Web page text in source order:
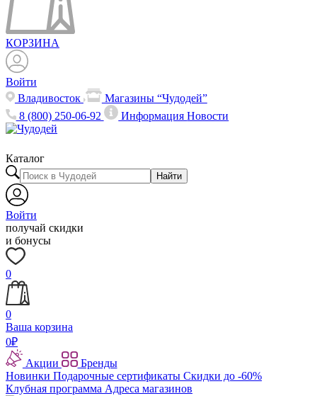
КОРЗИНА
Войти
Владивосток
Магазины “Чудодей”
8 (800) 250-06-92
ИнформацияНовости
Каталог
Найти
Войти
получай скидки
и бонусы
0
0
Ваша корзина
0₽
Акции
Бренды
Новинки Подарочные сертификаты Скидки до -60%
Клубная программа Адреса магазинов